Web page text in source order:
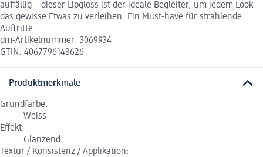
auffällig – dieser Lipgloss ist der ideale Begleiter, um jedem Look
das gewisse Etwas zu verleihen. Ein Must-have für strahlende
Auftritte.
dm-Artikelnummer: 3069934
GTIN: 4067796148626
Produktmerkmale
Grundfarbe:
Weiss
Effekt:
Glänzend
Textur / Konsistenz / Applikation: